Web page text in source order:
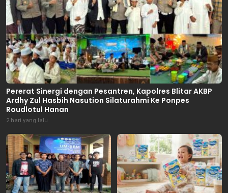
Pererat Sinergi dengan Pesantren, Kapolres Blitar AKBP
Ardhy Zul Hasbih Nasution Silaturahmi Ke Ponpes
Roudlotul Hanan
2 hari yang lalu